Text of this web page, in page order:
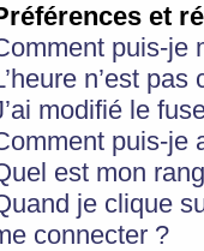
et
puis-je
n’est pas
modifié le
puis-je
est mon
je clique
connecter ?